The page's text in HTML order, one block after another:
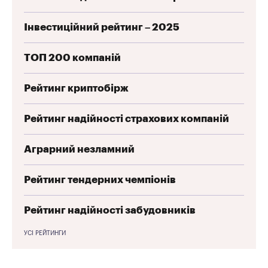
Інвестиційний рейтинг – 2025
ТОП 200 компаній
Рейтинг криптобірж
Рейтинг надійності страхових компаній
Аграрний незламний
Рейтинг тендерних чемпіонів
Рейтинг надійності забудовників
УСІ РЕЙТИНГИ